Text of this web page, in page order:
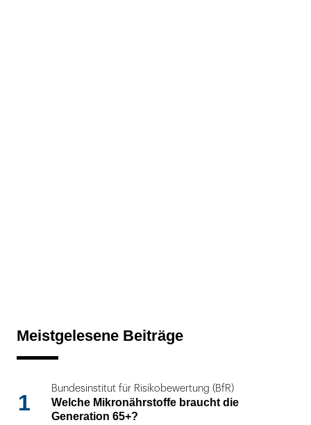
Meistgelesene Beiträge
1
Bundesinstitut für Risikobewertung (BfR)
Welche Mikronährstoffe braucht die
Generation 65+?